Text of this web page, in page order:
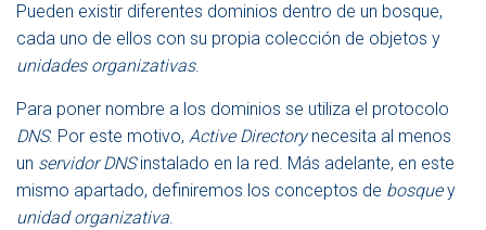
Pueden existir diferentes dominios dentro de un bosque,
cada uno de ellos con su propia colección de objetos y
unidades organizativas.
Para poner nombre a los dominios se utiliza el protocolo
DNS. Por este motivo, Active Directorynecesita al menos
un servidor DNSinstalado en la red. Más adelante, en este
mismo apartado, definiremos los conceptos de bosquey
unidad organizativa.